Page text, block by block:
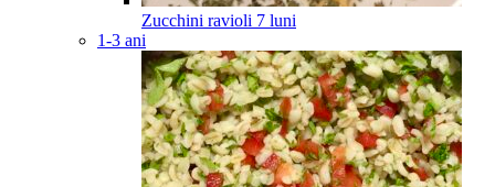
Zucchini ravioli 7 luni
1-3 ani